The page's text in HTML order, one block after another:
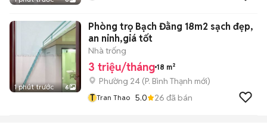
1 phút trước 6
Phòng trọ Bạch Đằng 18m2 sạch đẹp,
an ninh,giá tốt
Nhà trống
3 triệu/tháng 18 m²
Phường 24 (P. Bình Thạnh mới)
T Tran Thao 5.0 26 đã bán